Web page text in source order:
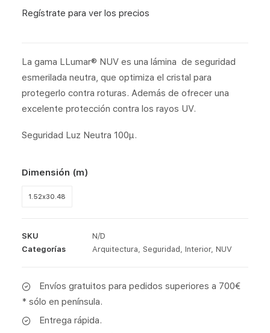
Regístrate para ver los precios
La gama LLumar® NUV es una lámina de seguridad
esmerilada neutra, que optimiza el cristal para
protegerlo contra roturas. Además de ofrecer una
excelente protección contra los rayos UV.
Seguridad Luz Neutra 100μ.
Dimensión (m)
1.52x30.48
SKU
N/D
Categorías
Arquitectura, Seguridad , Interior, NUV
Envíos gratuitos para pedidos superiores a 700€
* sólo en península.
Entrega rápida.